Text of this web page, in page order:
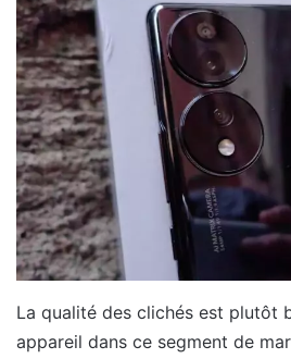
La qualité des clichés est plutôt
appareil dans ce segment de